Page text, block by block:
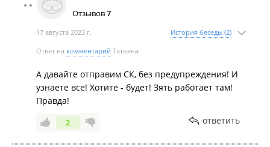
Отзывов7
17 августа 2023 г. История беседы (2)
Ответ на комментарий Татьяна
А давайте отправим СК, без предупреждения! И
узнаете все! Хотите - будет! Зять работает там!
Правда!
2 ответить